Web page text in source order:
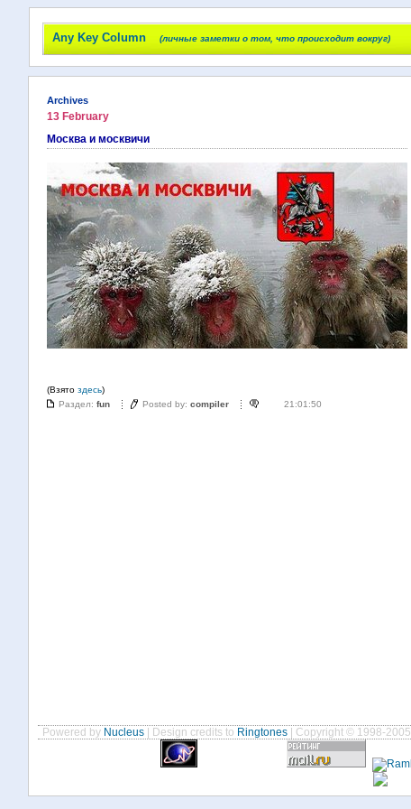
Any Key Column (личные заметки о том, что происходит вокруг)
Archives
13 February
Москва и москвичи
(Взято здесь)
Раздел: fun Posted by: compiler 21:01:50
Powered by Nucleus | Design credits to Ringtones | Copyright © 1998-2005